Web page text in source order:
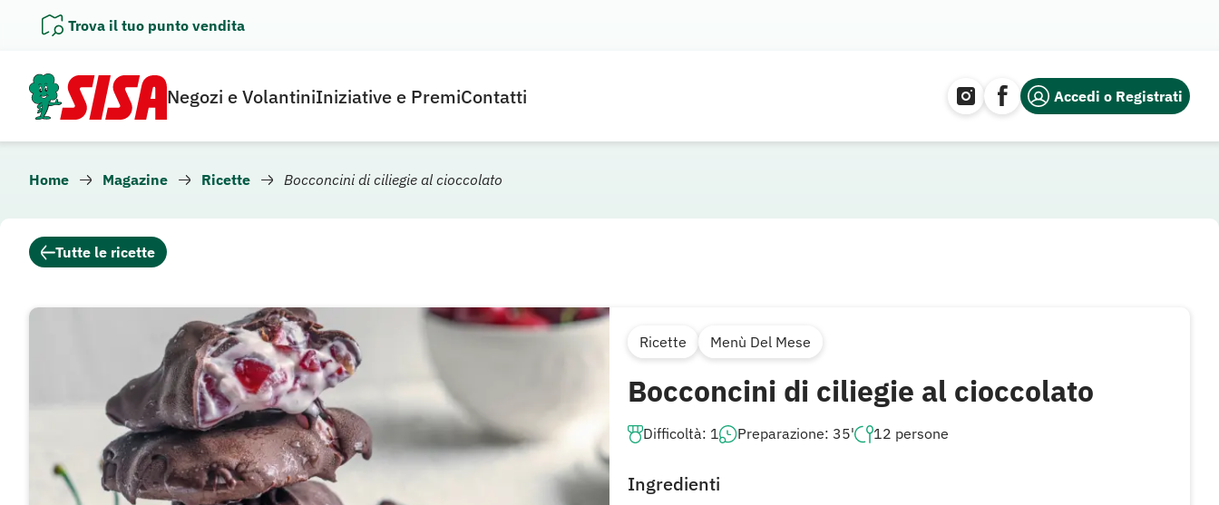
Trova il tuo punto vendita
Negozi e VolantiniIniziative e PremiContatti Accedi o Registrati
Home Magazine Ricette Bocconcini di ciliegie al cioccolato
Tutte le ricette
Ricette Menù Del Mese
Bocconcini di ciliegie al cioccolato
Difficoltà: 1 Preparazione: 35' 12 persone
Ingredienti